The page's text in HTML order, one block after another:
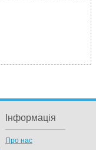
Інформація
Про нас